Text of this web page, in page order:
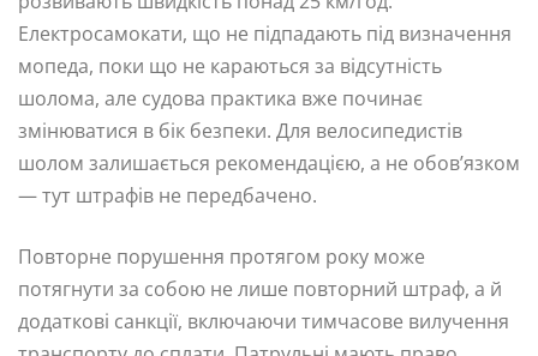
Електросамокати, що не підпадають під визначення
мопеда, поки що не караються за відсутність
шолома, але судова практика вже починає
змінюватися в бік безпеки. Для велосипедистів
шолом залишається рекомендацією, а не обов’язком
— тут штрафів не передбачено.
Повторне порушення протягом року може
потягнути за собою не лише повторний штраф, а й
додаткові санкції, включаючи тимчасове вилучення